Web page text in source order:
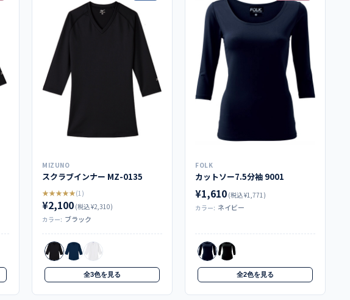
MIZUNO
スクラブインナー MZ-0135
★★★★★(1)
¥2,100 (税込 ¥2,310)
カラー: ブラック
全3色を見る
FOLK
カットソー7.5分袖 9001
¥1,610 (税込 ¥1,771)
カラー: ネイビー
全2色を見る